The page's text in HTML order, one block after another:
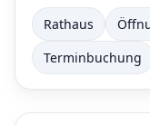
Rathaus
Terminbuchung